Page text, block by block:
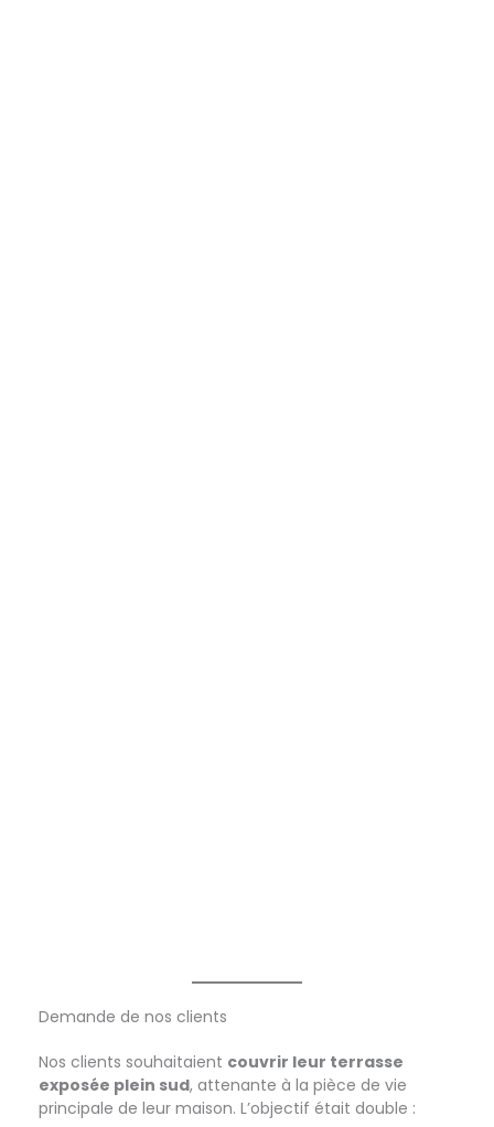
Demande de nos clients
Nos clients souhaitaient couvrir leur terrasse
exposée plein sud, attenante à la pièce de vie
principale de leur maison. L’objectif était double :